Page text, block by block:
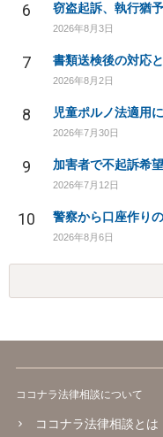
6 窃盗起訴、執行猶
2026年8月3日
7
2026年8月2日
8 児童ポルノ法適用
2026年7月30日
9 加害者で不起訴希望
2026年7月12日
10 警察から口座作り
2026年8月6日
ココナラ法律相談について
ココナラ法律相談とは